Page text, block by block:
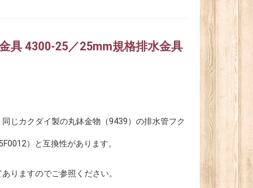
具 4300-25／25mm規格排水金具
じカクダイ製の丸鉢金物（9439）の排水管フク
）と互換性があります。
りますのでご参照ください。